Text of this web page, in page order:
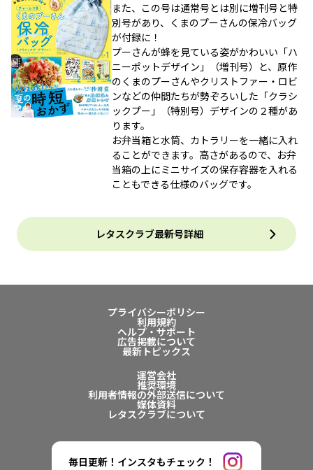
また、この号は通常号とは別に増刊号と特
別号があり、くまのプーさんの保冷バッグ
が付録に！
プーさんが蜂を見ている姿がかわいい「ハ
ニーポットデザイン」（増刊号）と、原作
のくまのプーさんやクリストファー・ロビ
ンなどの仲間たちが勢ぞろいした「クラシ
ックプー」（特別号）デザインの２種があ
ります。
お弁当箱と水筒、カトラリーを一緒に入れ
ることができます。高さがあるので、お弁
当箱の上にミニサイズの保存容器を入れる
こともできる仕様のバッグです。
レタスクラブ最新号詳細
プライバシーポリシー
利用規約
ヘルプ・サポート
広告掲載について
最新トピックス
運営会社
推奨環境
利用者情報の外部送信について
媒体資料
レタスクラブについて
毎日更新！インスタもチェック！